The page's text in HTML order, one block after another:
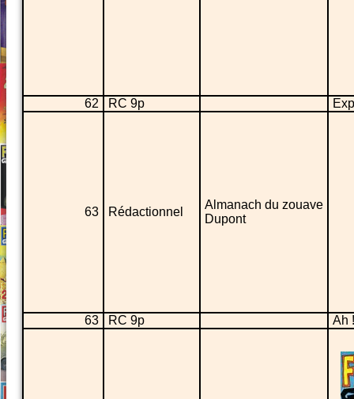
62 RC 9p
63 Rédactionnel
Almanach du zouave
Dupont
63 RC 9p Ah